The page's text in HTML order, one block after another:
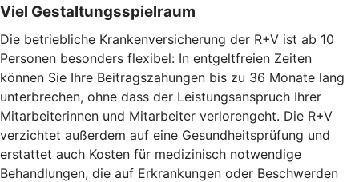
Viel Gestaltungsspielraum
Die betriebliche Krankenversicherung der R+V ist ab 10
Personen besonders flexibel: In entgeltfreien Zeiten
können Sie Ihre Beitragszahungen bis zu 36 Monate lang
unterbrechen, ohne dass der Leistungsanspruch Ihrer
Mitarbeiterinnen und Mitarbeiter verlorengeht. Die R+V
verzichtet außerdem auf eine Gesundheitsprüfung und
erstattet auch Kosten für medizinisch notwendige
Behandlungen, die auf Erkrankungen oder Beschwerden